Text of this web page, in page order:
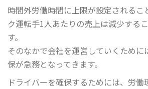
時間外労働時間に上限が設定されるこ
ク運転手1人あたりの売上は減少する
す。
そのなかで会社を運営していくため
保が急務となってきます。
ドライバーを確保するためには、労